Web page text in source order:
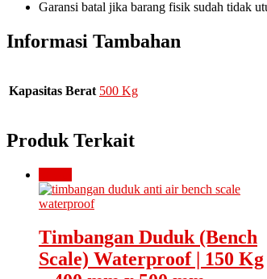
Garansi batal jika barang fisik sudah tidak
Informasi Tambahan
Kapasitas Berat 500 Kg
Produk Terkait
Timbangan Duduk (Bench
Scale) Waterproof | 150 Kg